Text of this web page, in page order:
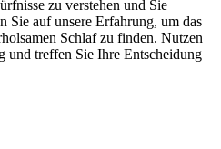
zu verstehen und Sie
Sie auf unsere Erfahrung, um das
Schlaf zu finden. Nutzen
und treffen Sie Ihre Entscheidung